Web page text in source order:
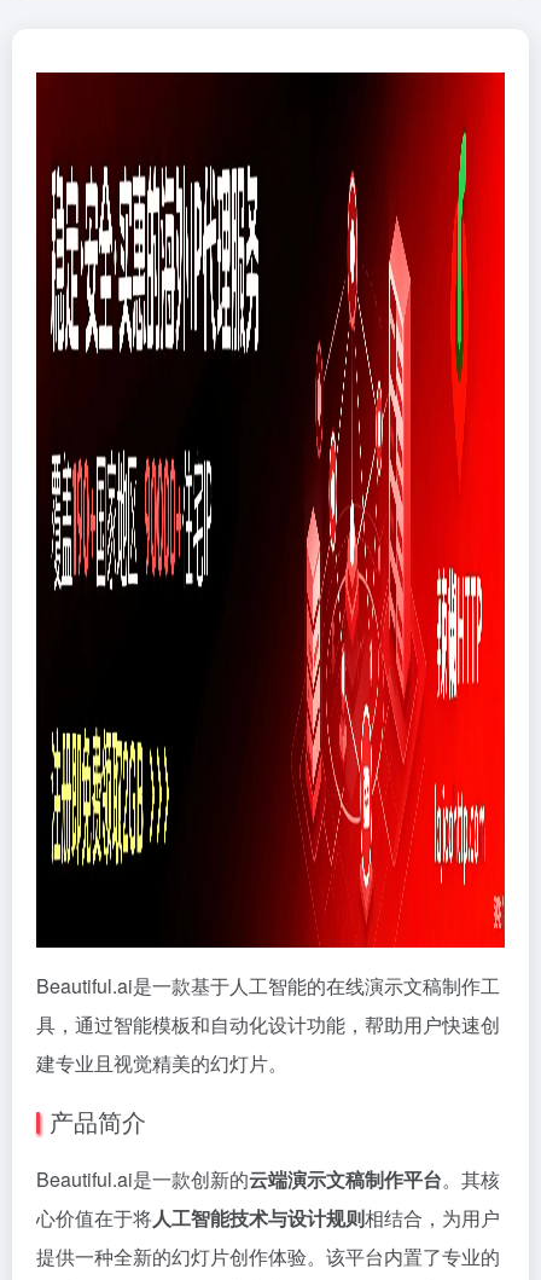
Beautiful.ai是一款基于人工智能的在线演示文稿制作工
具，通过智能模板和自动化设计功能，帮助用户快速创
建专业且视觉精美的幻灯片。
产品简介
Beautiful.ai是一款创新的云端演示文稿制作平台。其核
心价值在于将人工智能技术与设计规则相结合，为用户
提供一种全新的幻灯片创作体验。该平台内置了专业的